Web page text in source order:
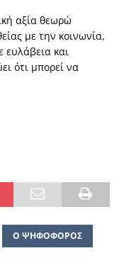
αξία θεωρώ
με την κοινωνία,
ευλάβεια και
ότι μπορεί να
Ο ΨΗΦΟΦΟΡΟΣ